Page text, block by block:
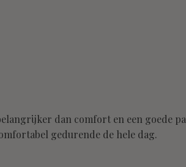
dan comfort en een goede
gedurende de hele dag.